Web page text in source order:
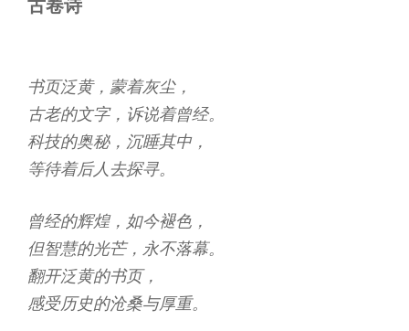
书页泛黄，蒙着灰尘，
古老的文字，诉说着曾经。
科技的奥秘，沉睡其中，
等待着后人去探寻。
曾经的辉煌，如今褪色，
但智慧的光芒，永不落幕。
翻开泛黄的书页，
感受历史的沧桑与厚重。